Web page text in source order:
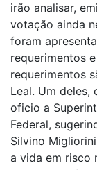
irão analisar,
votação ainda
foram
requerimentos
requerimentos
Leal. Um deles,
oficio a
Federal,
Silvino
a vida em risco